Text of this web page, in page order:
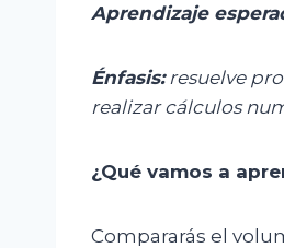
Aprendizaje
Énfasis: resuelve
realizar cálculos
¿Qué vamos a
Compararás el